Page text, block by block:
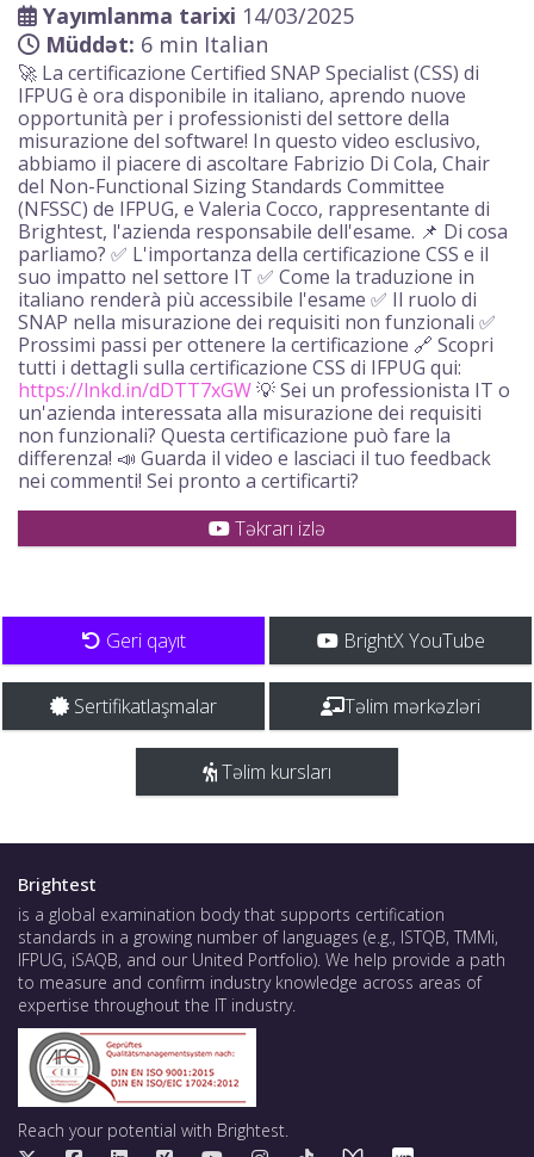
Yayımlanma tarixi 14/03/2025
Müddət: 6 min Italian
🚀 La certificazione Certified SNAP Specialist (CSS) di
IFPUG è ora disponibile in italiano, aprendo nuove
opportunità per i professionisti del settore della
misurazione del software! In questo video esclusivo,
abbiamo il piacere di ascoltare Fabrizio Di Cola, Chair
del Non-Functional Sizing Standards Committee
(NFSSC) de IFPUG, e Valeria Cocco, rappresentante di
Brightest, l'azienda responsabile dell'esame. 📌 Di cosa
parliamo? ✅ L'importanza della certificazione CSS e il
suo impatto nel settore IT ✅ Come la traduzione in
italiano renderà più accessibile l'esame ✅ Il ruolo di
SNAP nella misurazione dei requisiti non funzionali ✅
Prossimi passi per ottenere la certificazione 🔗 Scopri
tutti i dettagli sulla certificazione CSS di IFPUG qui:
https://lnkd.in/dDTT7xGW💡 Sei un professionista IT o
un'azienda interessata alla misurazione dei requisiti
non funzionali? Questa certificazione può fare la
differenza! 📣 Guarda il video e lasciaci il tuo feedback
nei commenti! Sei pronto a certificarti?
Təkrarı izlə
Geri qayıt BrightX YouTube
Sertifikatlaşmalar Təlim mərkəzləri
Təlim kursları
Brightest
is a global examination body that supports certification
standards in a growing number of languages (e.g., ISTQB, TMMi,
IFPUG, iSAQB, and our United Portfolio). We help provide a path
to measure and confirm industry knowledge across areas of
expertise throughout the IT industry.
Reach your potential with Brightest.